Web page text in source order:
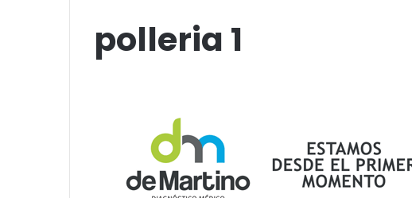
polleria 1